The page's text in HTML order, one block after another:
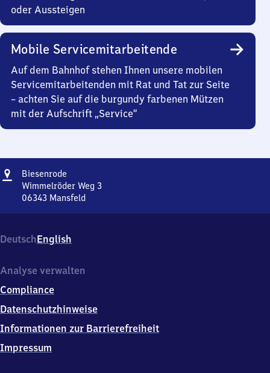
oder Aussteigen
Mobile Servicemitarbeitende
Auf dem Bahnhof stehen Ihnen unsere mobilen
Servicemitarbeitenden mit Rat und Tat zur Seite
– achten Sie auf die burgundy farbenen Mützen
mit der Aufschrift „Service“
Adresse
Biesenrode
Wimmelröder Weg 3
06343 Mansfeld
Weg
3,
6
4
3
DeutschEnglish
Analyse verwalten
Compliance
Datenschutzhinweise
Informationen zur Barrierefreiheit
Impressum